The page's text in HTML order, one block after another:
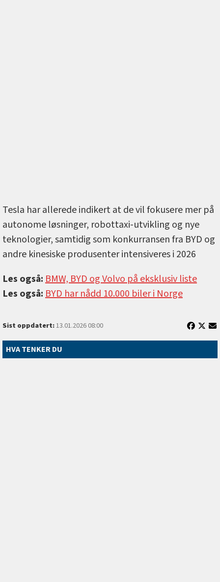
Tesla har allerede indikert at de vil fokusere mer på
autonome løsninger, robottaxi-utvikling og nye
teknologier, samtidig som konkurransen fra BYD og
andre kinesiske produsenter intensiveres i 2026
Les også:BMW, BYD og Volvo på eksklusiv liste
Les også:BYD har nådd 10.000 biler i Norge
Sist oppdatert:13.01.2026 08:00
HVA TENKER DU